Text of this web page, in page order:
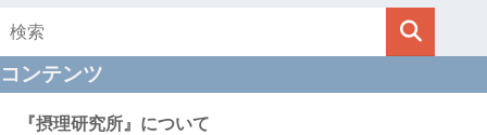
コンテンツ
『摂理研究所』について